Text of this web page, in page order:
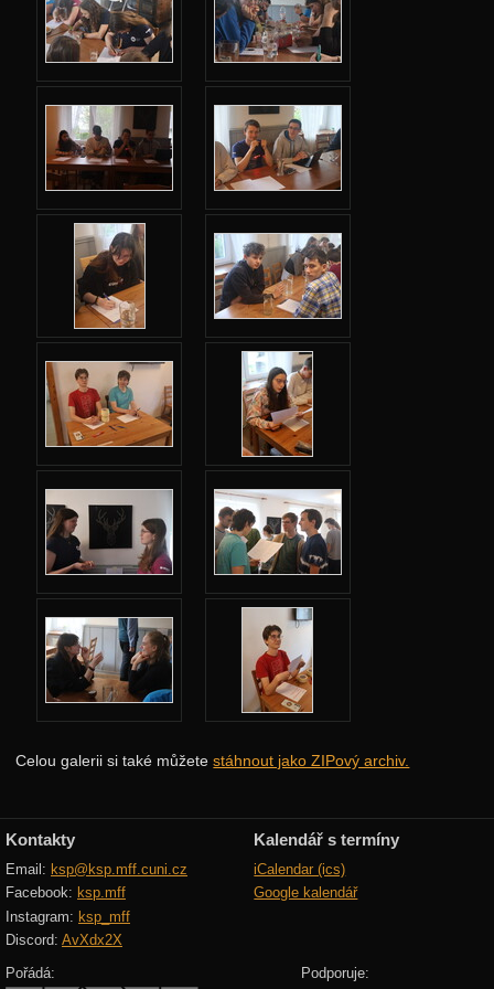
Celou galerii si také můžetestáhnout jako ZIPový archiv.
Adresář
Webový leták
Šifrovačka
Hackovací adventura
Videa
Fotky
So: Příjezd a seznamovačky
So: Cesta na objekt
Ne: Seznamovačky 2
Ne: Simulace počítače
Ne: Plížička
Po: Bouráme operu
Ut: Hezčí(dlouhý) výlet
Ut: Country Táborák
St: Ekonomická běhačka
Čt: MHD-čko
Pá: Náboj
Pá: Hostina
Ranní rozcvičky
Scénky
Kontakty
Email: ksp@ksp.mff.cuni.cz
Facebook: ksp.mff
Instagram: ksp_mff
Discord: AvXdx2X
Kalendář s termíny
iCalendar (ics)
Google kalendář
Pořádá: Podporuje: